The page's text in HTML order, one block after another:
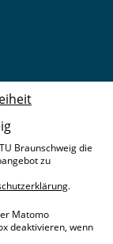
Braunschweig die
zu
.
Matomo
deaktivieren, wenn